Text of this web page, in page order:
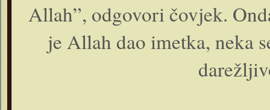
Allah”, odgovori čovjek.
je Allah dao imetka, neka